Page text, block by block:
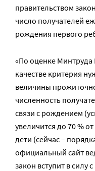
правительством
число получателей
рождения первого
«По оценке Минтруда
качестве критерия
величины
численность
связи с рождением
увеличится до 70 %
дети (сейчас –
официальный сайт
закон вступит в силу